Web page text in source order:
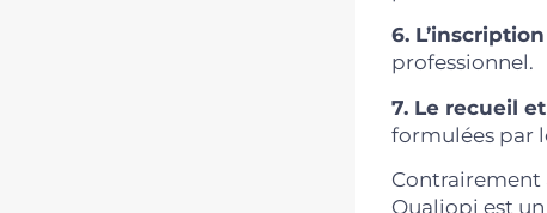
6. L’inscription
professionnel.
7. Le recueil
formulées par
Contrairement
Qualiopi est